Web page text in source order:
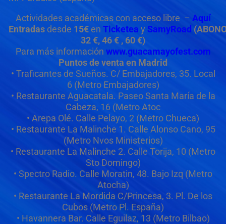
Actividades académicas con acceso libre – Aquí
Entradas desde 15€en Ticketea y SamyRoad
32 €, 46 € , 60 €)
Para más información www.guacamayofest.com
Puntos de venta en Madrid
• Traficantes de Sueños. C/ Embajadores, 35. Local
6 (Metro Embajadores)
• Restaurante Aguacatala. Paseo Santa María de la
Cabeza, 16 (Metro Atoc
• Arepa Olé. Calle Pelayo, 2 (Metro Chueca)
• Restaurante La Malinche 1. Calle Alonso Cano, 95
(Metro Nvos Ministerios)
• Restaurante La Malinche 2. Calle Torija, 10 (Metro
Sto Domingo)
• Spectro Radio. Calle Moratin, 48. Bajo Izq (Metro
Atocha)
• Restaurante La Mordida C/Princesa, 3. Pl. De los
Cubos (Metro Pl. España)
• Havannera Bar. Calle Eguilaz, 13 (Metro Bilbao)